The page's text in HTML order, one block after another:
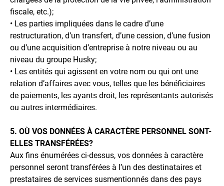
fiscale, etc.);
• Les parties impliquées dans le cadre d’une
restructuration, d’un transfert, d’une cession, d’une fusion
ou d’une acquisition d’entreprise à notre niveau ou au
niveau du groupe Husky;
• Les entités qui agissent en votre nom ou qui ont une
relation d’affaires avec vous, telles que les bénéficiaires
de paiements, les ayants droit, les représentants autorisés
ou autres intermédiaires.
5. OÙ VOS DONNÉES À CARACTÈRE PERSONNEL SONT-
ELLES TRANSFÉRÉES?
Aux fins énumérées ci-dessus, vos données à caractère
personnel seront transférées à l’un des destinataires et
prestataires de services susmentionnés dans des pays